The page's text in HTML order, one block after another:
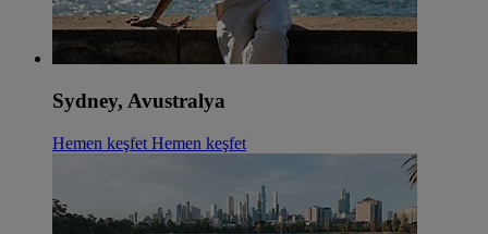
Sydney, Avustralya
Hemen keşfet Hemen keşfet